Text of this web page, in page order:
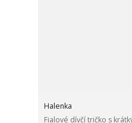
Halenka
Fialové dívčí tričko s